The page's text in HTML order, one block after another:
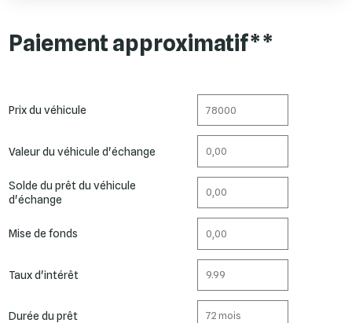
Paiement approximatif**
Prix du véhicule
Valeur du véhicule d'échange
Solde du prêt du véhicule
d'échange
Mise de fonds
Taux d'intérêt
Durée du prêt